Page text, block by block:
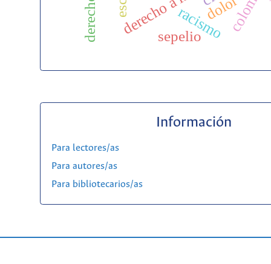
racismo
dolor
sepelio
Información
Para lectores/as
Para autores/as
Para bibliotecarios/as